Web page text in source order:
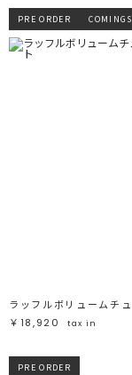
PRE ORDER
￥18,920
tax in
PRE ORDER